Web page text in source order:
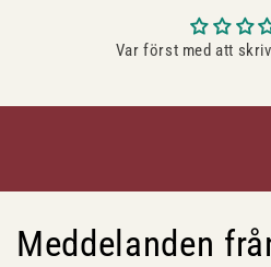
Var först med att
Meddelanden